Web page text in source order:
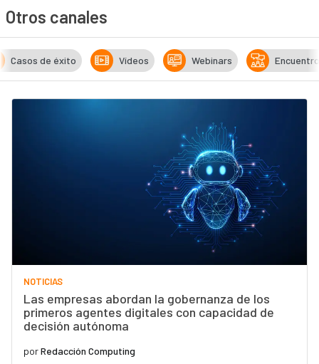
Otros canales
Casos de éxito Vídeos Webinars
NOTICIAS
Las empresas abordan la gobernanza de los
primeros agentes digitales con capacidad de
decisión autónoma
porRedacción Computing